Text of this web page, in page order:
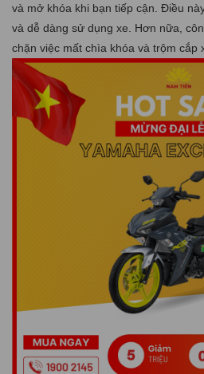
và mở khóa khi bạn tiếp cận. Điều
và dễ dàng sử dụng xe. Hơn nữa,
chặn việc mất chìa khóa và trộm cắp